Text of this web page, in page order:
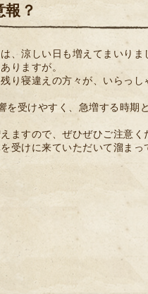
？
、涼しい日も増えてまいりま
りますが。
り寝違えの方々が、いらっし
受けやすく、急増する時期
ますので、ぜひぜひご注意く
受けに来ていただいて溜まっ